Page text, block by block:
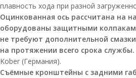
плавность хода при разной
Оцинкованная ось рассчитана на
оборудованы защитными
не требуют дополнительной
на протяжении всего срока службы.
Kober (Германия).
Съёмные кронштейны с задними